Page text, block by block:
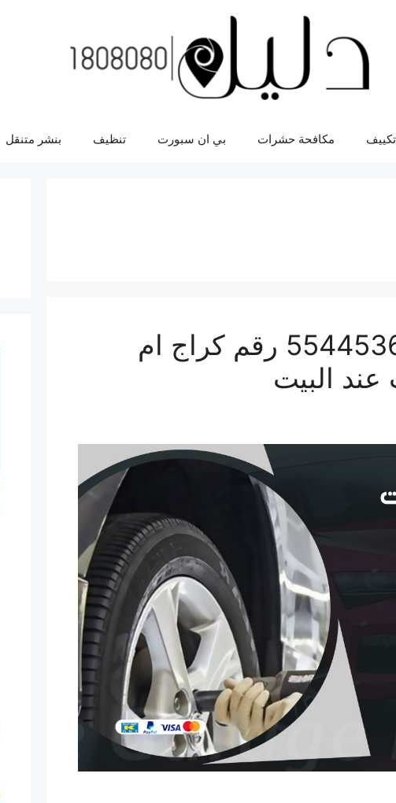
تكييف مكافحة حشرات بي ان سبورت تنظيف بنشر متنقل
رقم كراج ام الهيمان 55445363 رقم كراج ام
عند البيت